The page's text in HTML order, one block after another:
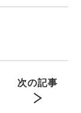
次の記事